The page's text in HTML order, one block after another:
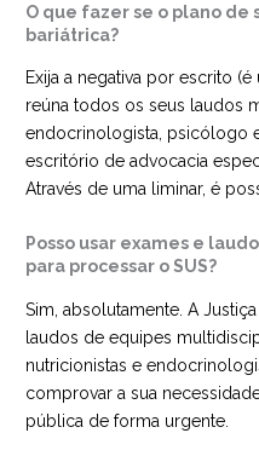
O que fazer se o plano de
bariátrica?
Exija a negativa por escrito
reúna todos os seus laudos
endocrinologista, psicólogo
escritório de advocacia
Através de uma liminar, é
Posso usar exames e
para processar o SUS?
Sim, absolutamente. A
laudos de equipes
nutricionistas e
comprovar a sua
pública de forma urgente.